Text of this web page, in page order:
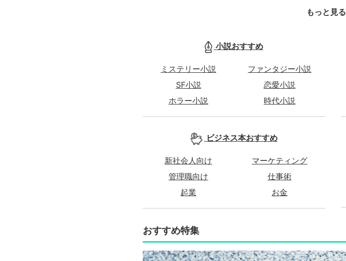
もっと見る
小説おすすめ
ミステリー小説
ファンタジー小説
SF小説
恋愛小説
ホラー小説
時代小説
ビジネス本おすすめ
新社会人向け
マーケティング
管理職向け
仕事術
起業
お金
おすすめ特集